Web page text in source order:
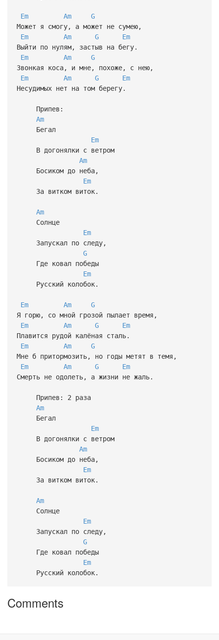
Em Am
G
Может я смогу, а может не сумею,
Em
Am G
Em
Выйти по нулям, застыв на бегу.
Em
Am
G
Звонкая коса, и мне, похоже, с нею,
Em
Am G
Em
Несудимых нет на том берегу.
Припев:
Am
Бегал
Em
В догонялки с ветром
Am
Босиком до неба,
Em
За витком виток.
Am
Солнце
Em
Запускал по следу,
G
Где ковал победы
Em
Русский колобок.
Em Am
G
Я горю, со мной грозой пылает время,
Em
Am G
Em
Плавится рудой калёная сталь.
Em
Am
G
Мне б притормозить, но годы метят в темя,
Em
Am G
Em
Смерть не одолеть, а жизни не жаль.
Припев: 2 раза
Am
Бегал
Em
В догонялки с ветром
Am
Босиком до неба,
Em
За витком виток.
Am
Солнце
Em
Запускал по следу,
G
Где ковал победы
Em
Русский колобок.
Comments